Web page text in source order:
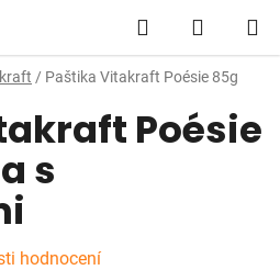
Hledat
KOŠÍK
/ Paštika Vitakraft Poésie 85g
Poésie
s
hodnocení